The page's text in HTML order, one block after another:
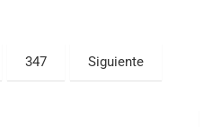
347 Siguiente